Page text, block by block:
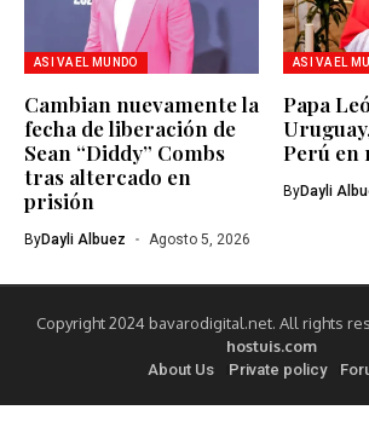
ASI VA EL MUNDO
Cambian nuevamente la
fecha de liberación de
Sean “Diddy” Combs
tras altercado en
prisión
ByDayli Albuez Agosto 5, 2026
ASI VA EL
Papa
Perú en
ByDayli
Copyright 2024 bavarodigital.net. All rights
hostuis.com
About Us Private policy